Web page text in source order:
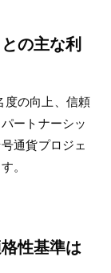
の主な利
度の向上、信頼
ートナーシッ
通貨プロジェ
。
性基準は